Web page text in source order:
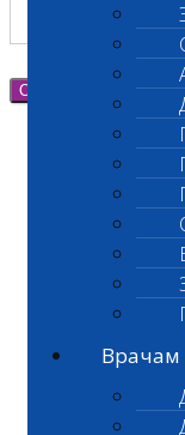
Врачам
Отправить